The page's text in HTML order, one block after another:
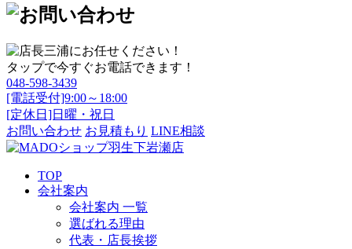
タップで今すぐお電話できます！
048-598-3439
[電話受付]9:00～18:00
[定休日]日曜・祝日
お問い合わせ お見積もり LINE相談
TOP
会社案内
会社案内 一覧
選ばれる理由
代表・店長挨拶